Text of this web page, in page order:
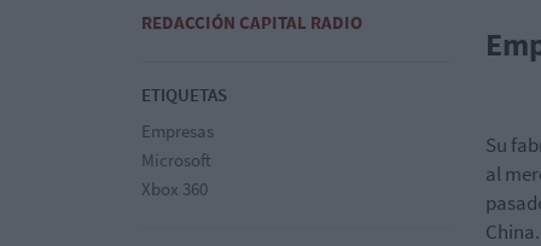
REDACCIÓN CAPITAL RADIO
ETIQUETAS
Empresas
Microsoft
Xbox 360
Su
al